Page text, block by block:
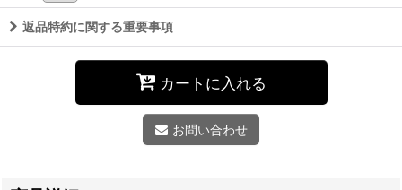
返品特約に関する重要事項
カートに入れる
お問い合わせ